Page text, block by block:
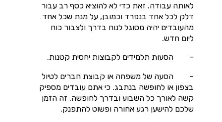
לאותה עבודה. זאת כדי לא להוציא כסף רב עבור
דלק לכל אחד בנפרד וכמובן, על מנת שכל אחד
מהעובדים יהיה מסוגל לנוח בדרך ולצבור כוח
ליום חדש.
– הסעות תלמידים לקבוצות יחסית קטנות.
– הסעה של משפחה או קבוצת חברים לטיול
בצפון או לחופשה בנתבג. כי אתם עובדים מספיק
קשה לאורך כל השבוע ובדרך לחופשה, זה הזמן
שלכם להישען רגע אחורה ופשוט להתפנק.